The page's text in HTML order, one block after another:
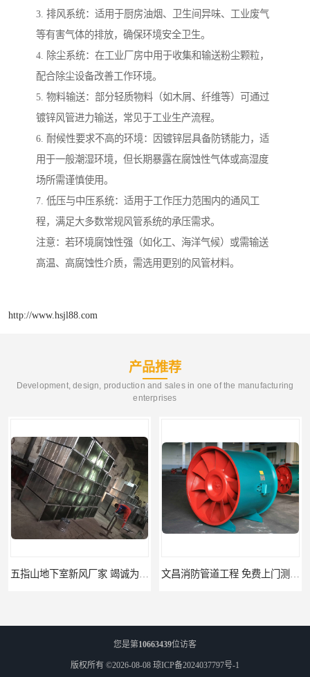
3. 排风系统：适用于厨房油烟、卫生间异味、工业废气
等有害气体的排放，确保环境安全卫生。
4. 除尘系统：在工业厂房中用于收集和输送粉尘颗粒，
配合除尘设备改善工作环境。
5. 物料输送：部分轻质物料（如木屑、纤维等）可通过
镀锌风管进力输送，常见于工业生产流程。
6. 耐候性要求不高的环境：因镀锌层具备防锈能力，适
用于一般潮湿环境，但长期暴露在腐蚀性气体或高湿度
场所需谨慎使用。
7. 低压与中压系统：适用于工作压力范围内的通风工
程，满足大多数常规风管系统的承压需求。
注意：若环境腐蚀性强（如化工、海洋气候）或需输送
高温、高腐蚀性介质，需选用更别的风管材料。
http://www.hsjl88.com
产品推荐
Development, design, production and sales in one of the manufacturing
enterprises
您是第10663439位访客
版权所有 ©2026-08-08 琼ICP备2024037797号-1